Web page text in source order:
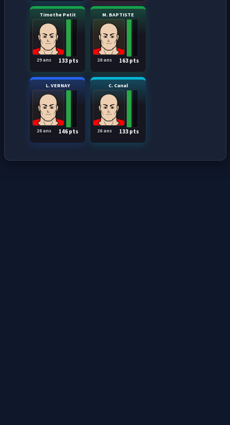
Timothe Petit
133 pts
29 ans
M. BAPTISTE
163 pts
28 ans
L. VERNAY
146 pts
28 ans
C. Canal
133 pts
26 ans